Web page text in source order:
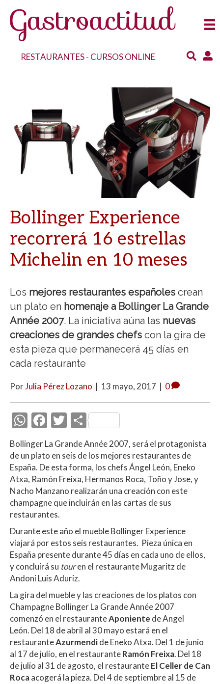
RESTAURANTES- CURSOS ONLINE
Bollinger Experience
recorrerá 16 estrellas
Michelin en 10 meses
Los mejores restaurantes españoles crean
un plato en homenaje a Bollinger La Grande
Année 2007. La iniciativa aúna las nuevas
creaciones de grandes chefs con la gira de
esta pieza que permanecerá 45 días en
cada restaurante
PorJulia Pérez Lozano | 13 mayo, 2017 | 0
W
at
s
A
p
p
F
ac
e
b
o
o
k
T
w
itt
er
C
o
m
p
ar
ti
Bollinger La Grande Année 2007, será el protagonista
de un plato en seis de los mejores restaurantes de
España. De esta forma, los chefs Ángel León, Eneko
Atxa, Ramón Freixa, Hermanos Roca, Toño y Jose, y
Nacho Manzano realizarán una creación con este
champagne que incluirán en las cartas de sus
restaurantes.
Durante este año el mueble Bollinger Experience
viajará por estos seis restaurantes. Pieza única en
España presente durante 45 días en cada uno de ellos,
y concluirá su touren el restaurante Mugaritz de
Andoni Luis Aduriz.
La gira del mueble y las creaciones de los platos con
Champagne Bollinger La Grande Année 2007
comenzó en el restauranteAponiente de Angel
León. Del 18 de abril al 30 mayo estará en el
restauranteAzurmendide Eneko Atxa. Del 1 de junio
al 17 de julio, en el restauranteRamón Freixa. Del 18
de julio al 31 de agosto, el restauranteEl Celler de Can
Rocaacogerá la pieza. Del 4 de septiembre al 15 de